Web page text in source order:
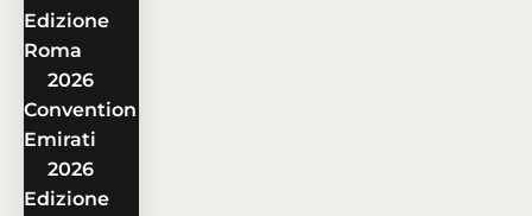
Edizione
Roma
2026
Convention
Emirati
2026
Edizione